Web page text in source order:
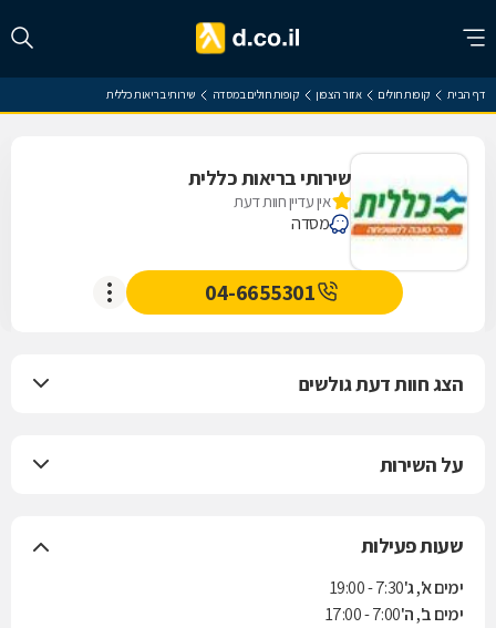
דף הבית קופות חולים אזור הצפון קופות חולים במסדה שירותי בריאות כללית
שירותי בריאות כללית
אין עדיין חוות דעת
מסדה
04-6655301
הצג חוות דעת גולשים
על השירות
שעות פעילות
ימים א', ג'7:30 - 19:00
ימים ב', ה'7:00 - 17:00